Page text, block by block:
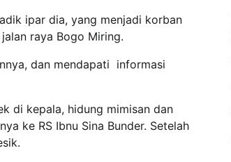
ipar dia, yang menjadi korban
raya Bogo Miring.
dan mendapati informasi
di kepala, hidung mimisan dan
ke RS Ibnu Sina Bunder. Setelah